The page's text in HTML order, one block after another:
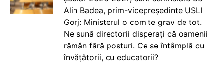
Alin Badea, prim-vicepreședinte USLI
Gorj: Ministerul o comite grav de tot.
Ne sună directorii disperați că oamenii
rămân fără posturi. Ce se întâmplă cu
învățătorii, cu educatorii?